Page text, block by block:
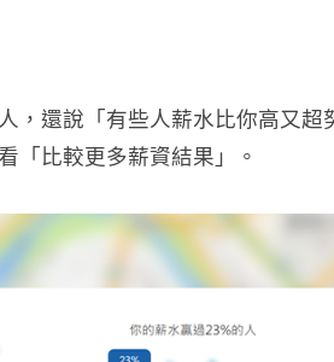
，還說「有些人薪水比你高又超
「比較更多薪資結果」。